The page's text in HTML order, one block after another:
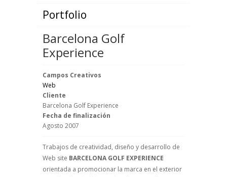
Portfolio
Barcelona Golf
Experience
Campos Creativos
Web
Cliente
Barcelona Golf Experience
Fecha de finalización
Agosto 2007
Trabajos de creatividad, diseño y desarrollo de
Web site BARCELONA GOLF EXPERIENCE
orientada a promocionar la marca en el exterior